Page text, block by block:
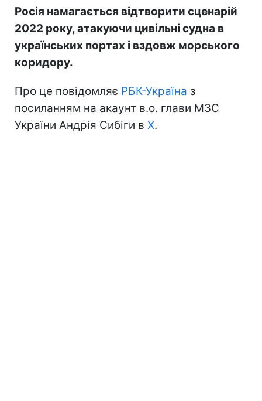
Росія намагається відтворити сценарій
2022 року, атакуючи цивільні судна в
українських портах і вздовж морського
коридору.
Про це повідомляє РБК-Україна з
посиланням на акаунт в.о. глави МЗС
України Андрія Сибіги в Х.